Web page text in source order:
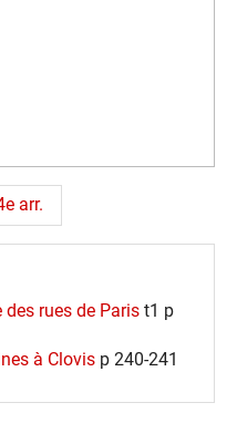
arr.
rues de Paris t1 p
à Clovis p 240-241